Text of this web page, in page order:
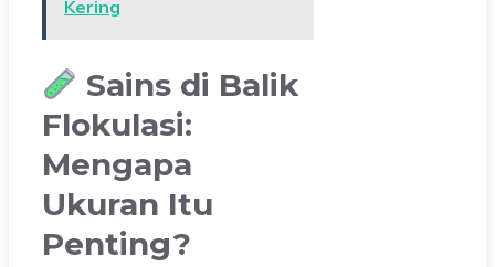
Kering
Sains di Balik
Flokulasi:
Mengapa
Ukuran Itu
Penting?